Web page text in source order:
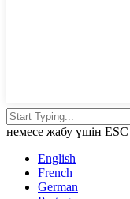
немесе жабу үшін
English
French
German